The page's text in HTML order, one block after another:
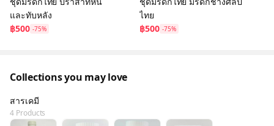
และทับหลัง
฿500 -75%
ไทย
฿500 -75%
Collections you may love
สารเคมี
4 Products